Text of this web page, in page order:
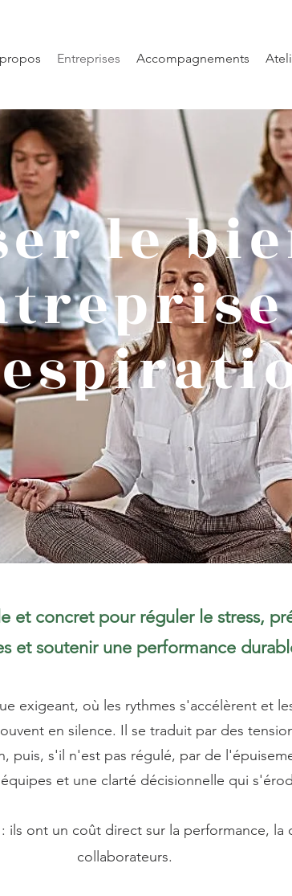
Entreprises Accompagnements
le
et concret pour réguler le stress,
et soutenir une performance
exigeant, où les rythmes s'accélèrent et
en silence. Il se traduit par des
puis, s'il n'est pas régulé, par de
et une clarté décisionnelle qui
ils ont un coût direct sur la performance, la
collaborateurs.